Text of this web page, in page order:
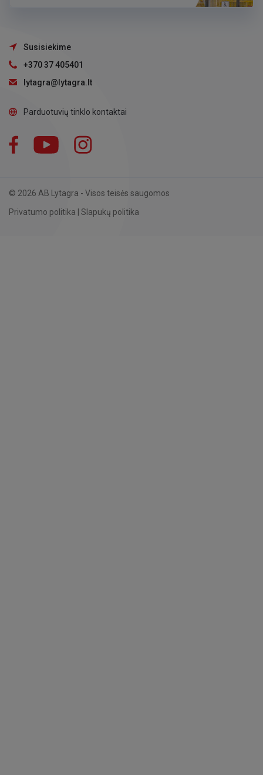
Susisiekime
+370 37 405401
lytagra@lytagra.lt
Parduotuvių tinklo kontaktai
Facebook YouTube
© 2026 AB Lytagra - Visos teisės saugomos
Privatumo politika
Slapukų politika